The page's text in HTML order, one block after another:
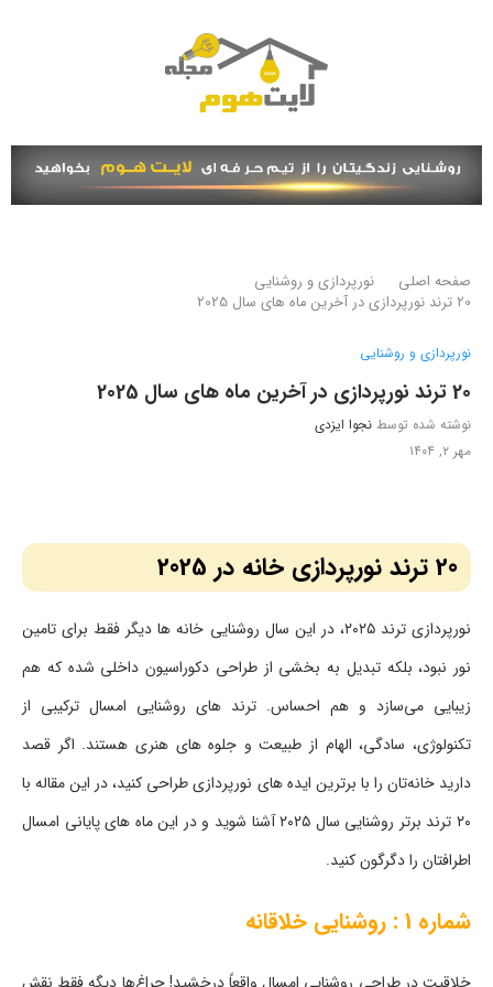
صفحه اصلی
نورپردازی و روشنایی
20 ترند نورپردازی در آخرین ماه های سال 2025
نورپردازی و روشنایی
20 ترند نورپردازی در آخرین ماه های سال 2025
نوشته شده توسط نجوا ایزدی
مهر ۲, ۱۴۰۴
20 ترند نورپردازی خانه در 2025
نورپردازی ترند ۲۰۲۵، در این سال روشنایی خانه‌ ها دیگر فقط برای تامین
نور نبود، بلکه تبدیل به بخشی از طراحی دکوراسیون داخلی شده که هم
زیبایی می‌سازد و هم احساس. ترند های روشنایی امسال ترکیبی از
تکنولوژی، سادگی، الهام از طبیعت و جلوه‌ های هنری هستند. اگر قصد
دارید خانه‌تان را با برترین ایده ‌های نورپردازی طراحی کنید، در این مقاله با
۲۰ ترند برتر روشنایی سال ۲۰۲۵ آشنا شوید و در این ماه های پایانی امسال
اطرافتان را دگرگون کنید.
شماره 1 : روشنایی خلاقانه